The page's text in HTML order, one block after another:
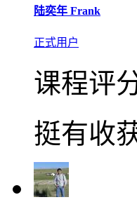
陆奕年 Frank
正式用户
课程评
挺有收